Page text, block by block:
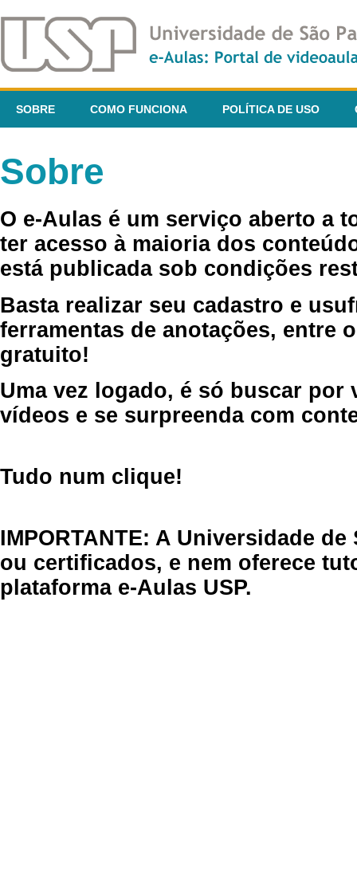
SOBRE COMO FUNCIONA POLÍTICA DE USO
Sobre
O e-Aulas é um serviço aberto a
ter acesso à maioria dos
está publicada sob condições
Basta realizar seu cadastro e
ferramentas de anotações, entre
gratuito!
Uma vez logado, é só buscar por
vídeos e se surpreenda com
Tudo num clique!
IMPORTANTE: A Universidade
ou certificados, e nem oferece
plataforma e-Aulas USP.